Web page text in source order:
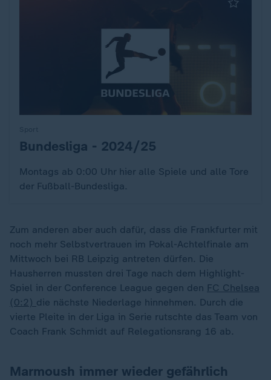
:Bundesliga - 2024/25
Montags ab 0:00 Uhr hier alle Spiele und alle Tore
der Fußball-Bundesliga.
Zum anderen aber auch dafür, dass die Frankfurter mit
noch mehr Selbstvertrauen im Pokal-Achtelfinale am
Mittwoch bei RB Leipzig antreten dürfen. Die
Hausherren mussten drei Tage nach dem Highlight-
Spiel in der Conference League gegen den FC Chelsea
(0:2) die nächste Niederlage hinnehmen. Durch die
vierte Pleite in der Liga in Serie rutschte das Team von
Coach Frank Schmidt auf Relegationsrang 16 ab.
Marmoush immer wieder gefährlich